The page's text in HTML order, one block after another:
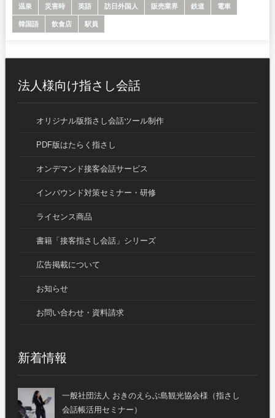
温泉
災害時 英語 訪日外国人 販売業界 鉄道
電車
韓国語
飲食店 駅員
法人様向け指さし会話
オリジナル版指さし会話ツール制作
PDF版はたらく指さし
オンデマンド接客会話サービス
インバウンド対策セミナー・研修
ライセンス商品
書籍「接客指さし会話」シリーズ
広告掲載について
お知らせ
お問い合わせ・資料請求
新着情報
一般社団法人 おきのえらぶ島観光協会様（指さし
会話帳活用セミナー）